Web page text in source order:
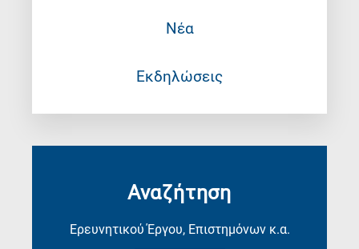
Νέα
Εκδηλώσεις
Αναζήτηση
Ερευνητικού Έργου, Επιστημόνων κ.α.